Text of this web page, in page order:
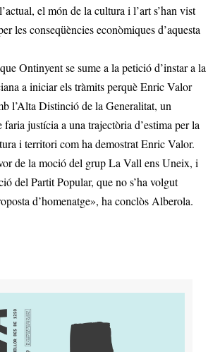
el món de la cultura i l’art s’han vist
les conseqüències econòmiques d’aquesta
Ontinyent se sume a la petició d’instar a la
a iniciar els tràmits perquè Enric Valor
l’Alta Distinció de la Generalitat, un
faria justícia a una trajectòria d’estima per la
i territori com ha demostrat Enric Valor.
de la moció del grup La Vall ens Uneix, i
del Partit Popular, que no s’ha volgut
d’homenatge», ha conclòs Alberola.